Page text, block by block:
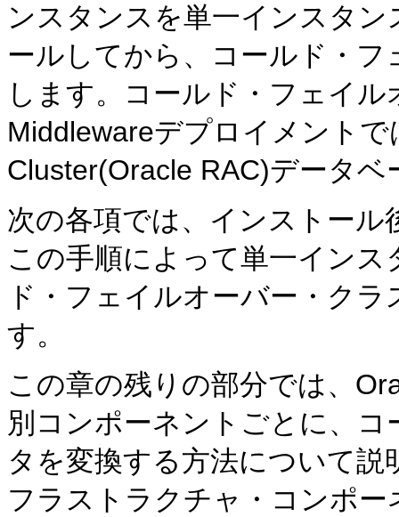
ンスタンスを単一インスタ
ールしてから、コールド・
します。コールド・フェイ
Middlewareデプロイメント
Cluster(Oracle RAC)データ
次の各項では、インストー
この手順によって単一イン
ド・フェイルオーバー・ク
す。
この章の残りの部分では、
別コンポーネントごとに、
タを変換する方法について
フラストラクチャ・コンポ